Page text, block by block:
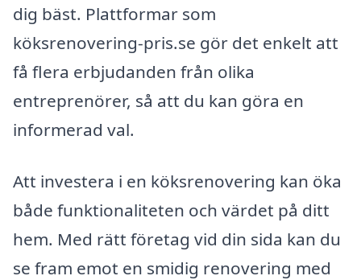
dig bäst. Plattformar som
köksrenovering-pris.se gör det enkelt att
få flera erbjudanden från olika
entreprenörer, så att du kan göra en
informerad val.
Att investera i en köksrenovering kan öka
både funktionaliteten och värdet på ditt
hem. Med rätt företag vid din sida kan du
se fram emot en smidig renovering med